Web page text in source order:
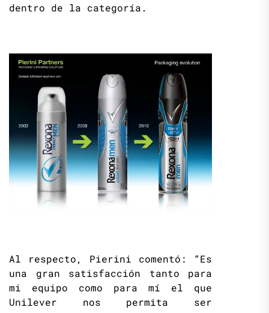
dentro de la categoría.
Al respecto, Pierini comentó: “Es
una gran satisfacción tanto para
mi equipo como para mí el que
Unilever nos permita ser